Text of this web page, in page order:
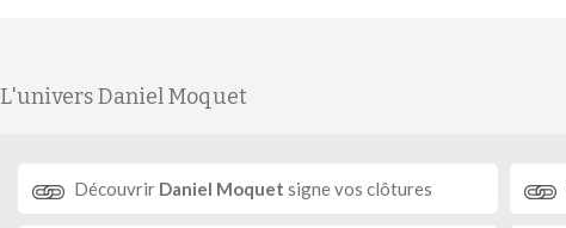
L'univers Daniel Moquet
Découvrir Daniel Moquet signe vos clôtures